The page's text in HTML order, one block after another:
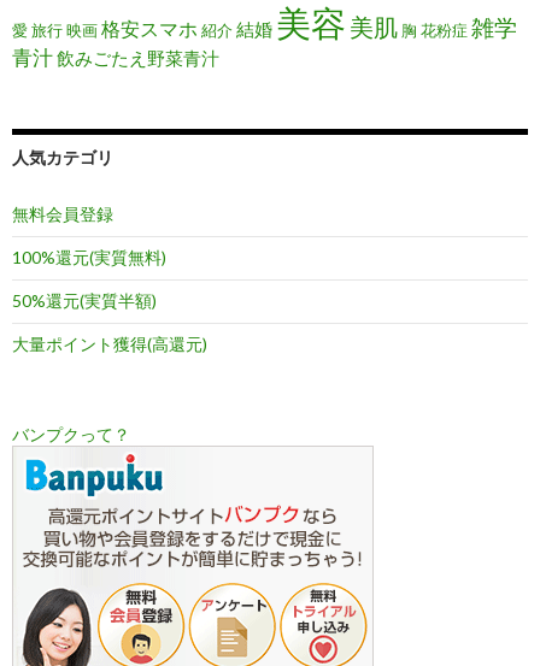
愛旅行映画格安スマホ 紹介結婚 美容 美肌 胸 花粉症 雑学
青汁飲みごたえ野菜青汁
人気カテゴリ
無料会員登録
100%還元(実質無料)
50%還元(実質半額)
大量ポイント獲得(高還元)
バンプクって？